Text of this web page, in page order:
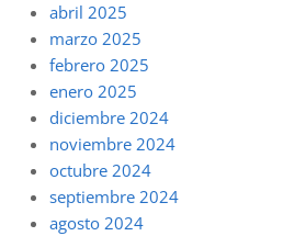
abril 2025
marzo 2025
febrero 2025
enero 2025
diciembre 2024
noviembre 2024
octubre 2024
septiembre 2024
agosto 2024